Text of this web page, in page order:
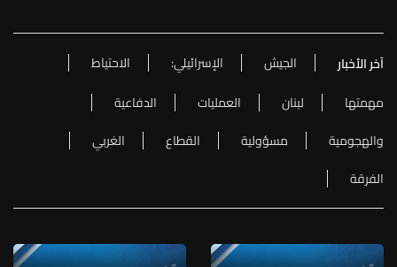
آخر الأخبار الجيش الإسرائيلي:
الاحتياط
مهمتها
لبنان العمليات
الدفاعية
والهجومية
مسؤولية القطاع
الغربي
الفرقة